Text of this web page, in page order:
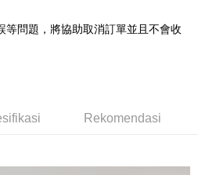
DBS Bank
AFTEE Beli Sekarang Bayar Kemudian
等問題，將協助取消訂單並且不會收
Rekomendasi